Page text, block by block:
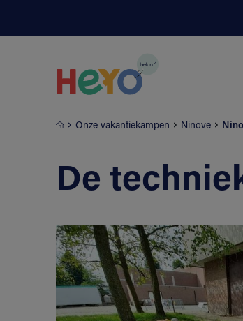
Onze vakantiekampen Ninove
De